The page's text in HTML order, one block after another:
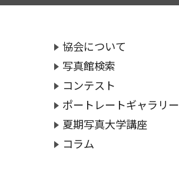
協会について
写真館検索
コンテスト
ポートレートギャラリー
夏期写真大学講座
コラム